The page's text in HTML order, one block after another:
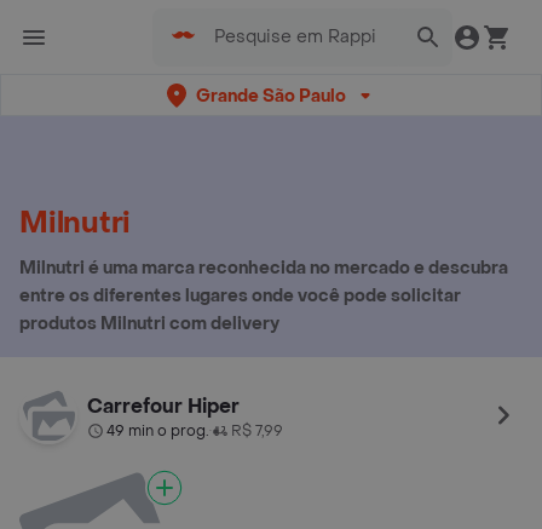
Grande São Paulo
Milnutri
Milnutri é uma marca reconhecida no mercado e descubra
entre os diferentes lugares onde você pode solicitar
produtos Milnutri com delivery
Carrefour Hiper
49 min o prog.• R$ 7,99